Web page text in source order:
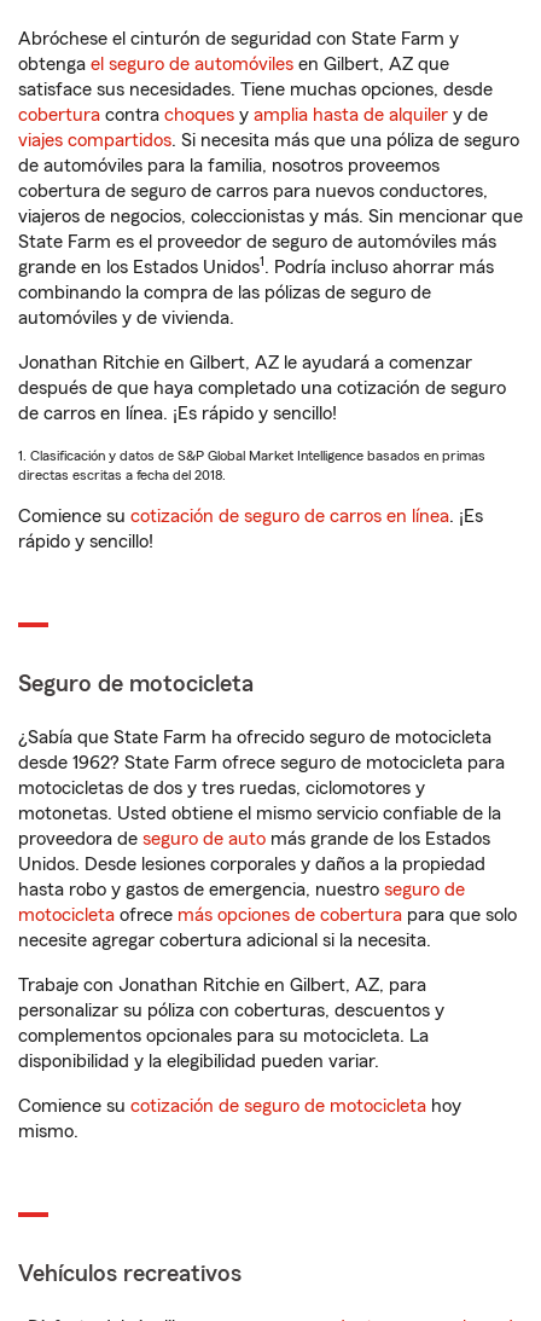
Abróchese el cinturón de seguridad con State Farm y
obtenga el seguro de automóviles en Gilbert, AZ que
satisface sus necesidades. Tiene muchas opciones, desde
cobertura contra choques y amplia hasta de alquiler y de
viajes compartidos. Si necesita más que una póliza de seguro
de automóviles para la familia, nosotros proveemos
cobertura de seguro de carros para nuevos conductores,
viajeros de negocios, coleccionistas y más. Sin mencionar que
State Farm es el proveedor de seguro de automóviles más
grande en los Estados Unidos1 . Podría incluso ahorrar más
combinando la compra de las pólizas de seguro de
automóviles y de vivienda.
Jonathan Ritchie en Gilbert, AZ le ayudará a comenzar
después de que haya completado una cotización de seguro
de carros en línea. ¡Es rápido y sencillo!
1. Clasificación y datos de S&P Global Market Intelligence basados en primas
directas escritas a fecha del 2018.
Comience su cotización de seguro de carros en línea. ¡Es
rápido y sencillo!
Seguro de motocicleta
¿Sabía que State Farm ha ofrecido seguro de motocicleta
desde 1962? State Farm ofrece seguro de motocicleta para
motocicletas de dos y tres ruedas, ciclomotores y
motonetas. Usted obtiene el mismo servicio confiable de la
proveedora de seguro de auto más grande de los Estados
Unidos. Desde lesiones corporales y daños a la propiedad
hasta robo y gastos de emergencia, nuestro seguro de
motocicleta ofrece más opciones de cobertura para que solo
necesite agregar cobertura adicional si la necesita.
Trabaje con Jonathan Ritchie en Gilbert, AZ, para
personalizar su póliza con coberturas, descuentos y
complementos opcionales para su motocicleta. La
disponibilidad y la elegibilidad pueden variar.
Comience su cotización de seguro de motocicleta hoy
mismo.
Vehículos recreativos